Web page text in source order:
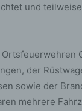
und
der
sowie der
mehrere